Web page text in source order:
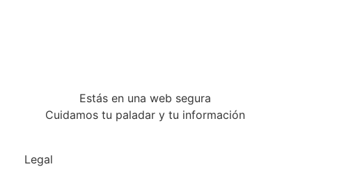
Estás en una web segura
Cuidamos tu paladar y tu información
Legal